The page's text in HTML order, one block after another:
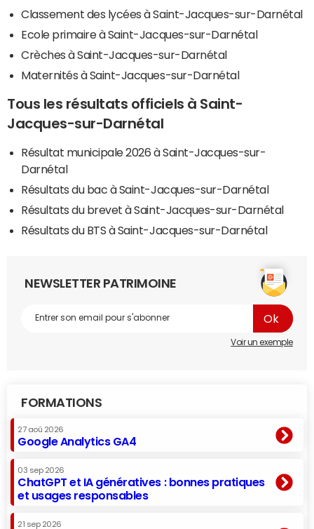
Classement des lycées à Saint-Jacques-sur-Darnétal
Ecole primaire à Saint-Jacques-sur-Darnétal
Crèches à Saint-Jacques-sur-Darnétal
Maternités à Saint-Jacques-sur-Darnétal
Tous les résultats officiels à Saint-
Jacques-sur-Darnétal
Résultat municipale 2026 à Saint-Jacques-sur-
Darnétal
Résultats du bac à Saint-Jacques-sur-Darnétal
Résultats du brevet à Saint-Jacques-sur-Darnétal
Résultats du BTS à Saint-Jacques-sur-Darnétal
NEWSLETTER PATRIMOINE
Voir un exemple
FORMATIONS
27 aoû 2026
Google Analytics GA4
03 sep 2026
ChatGPT et IA génératives : bonnes pratiques
et usages responsables
21 sep 2026